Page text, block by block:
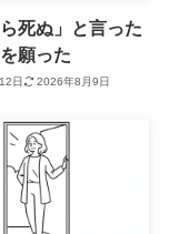
ら死ぬ」と言った
願った
日 2026年8月9日